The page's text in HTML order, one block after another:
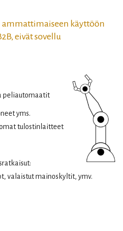
ammattimaiseen käyttöön
eivät sovellu
peliautomaatit
yms.
tulostinlaitteet
valaistut mainoskyltit, ymv.